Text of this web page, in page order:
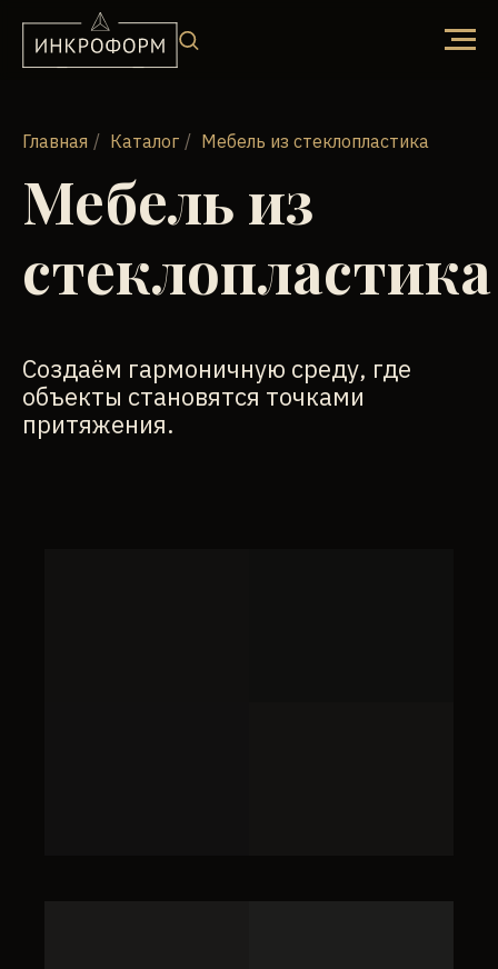
Главная / Каталог / Мебель из стеклопластика
Мебель из
стеклопластика
Создаём гармоничную среду, где
объекты становятся точками
притяжения.